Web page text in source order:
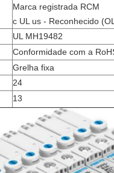
Marca registrada RCM
c UL us - Reconhecido
UL MH19482
Conformidade com a
Grelha fixa
24
13